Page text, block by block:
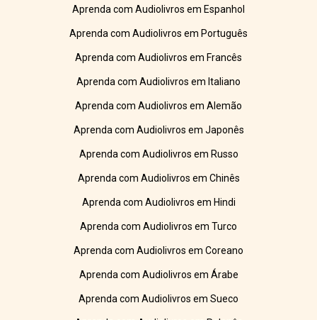
Aprenda com Audiolivros em Espanhol
Aprenda com Audiolivros em Português
Aprenda com Audiolivros em Francês
Aprenda com Audiolivros em Italiano
Aprenda com Audiolivros em Alemão
Aprenda com Audiolivros em Japonês
Aprenda com Audiolivros em Russo
Aprenda com Audiolivros em Chinês
Aprenda com Audiolivros em Hindi
Aprenda com Audiolivros em Turco
Aprenda com Audiolivros em Coreano
Aprenda com Audiolivros em Árabe
Aprenda com Audiolivros em Sueco